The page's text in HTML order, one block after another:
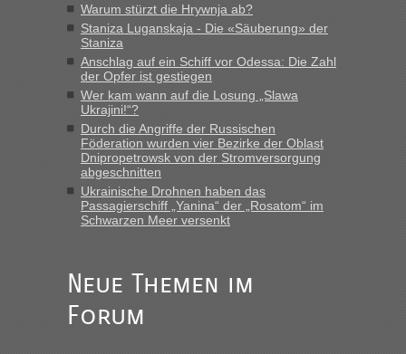
MHG1023 inBerichte und Reisetipps • Re: Mit dem Zug in
die Ukraine
„Man sollte aber explizit dazu schreiben, daß es ein Zug von
LeoExpress ist - und nur auf deren Webseite kann man die
Fahrkarten kaufen. Zumindest ist es die erste Umsteigefreie
Verbindung von Deutschland...“
Recht, Visa und Dokumente • Re: Deklaration
gebrauchter Kleidung beim Zoll
„Vielen Dank, mit einem Briefchen meiner Frau im Gepäck
gab es keine Probleme“
fast 11 Milliarden aufgedeckt
„Am besten wäre natürlich, wenn die Frau mit dabei ist.
Alleinreisende Männer stehen schließlich immer unter
Warum stürzt die Hrywnja ab?
Staniza Luganskaja - Die «Säuberung» der
Staniza
Anschlag auf ein Schiff vor Odessa: Die Zahl
der Opfer ist gestiegen
Wer kam wann auf die Losung „Slawa
Ukrajini!“?
Durch die Angriffe der Russischen
Föderation wurden vier Bezirke der Oblast
Dnipropetrowsk von der Stromversorgung
abgeschnitten
Ukrainische Drohnen haben das
Passagierschiff „Yanina“ der „Rosatom“ im
Schwarzen Meer versenkt
Neue Themen im
Forum